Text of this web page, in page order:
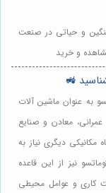
و حیاتی در صنعت
و خرید
به عنوان ماشین آلات
معادن و صنایع
مکانیکی دیگری نیاز به
نیز از این قاعده
کاری و عوامل محیطی